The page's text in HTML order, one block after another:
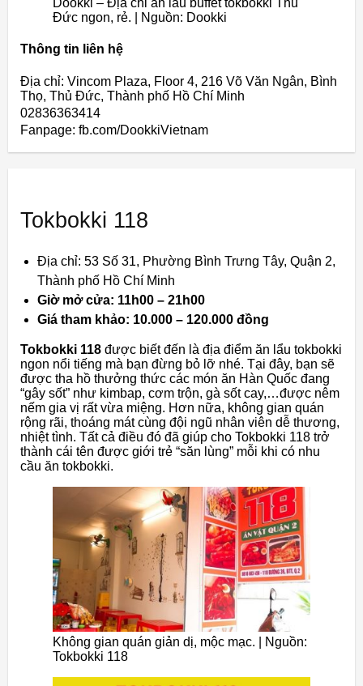
Dookki – Địa chỉ ăn lẩu buffet tokbokki Thủ
Đức ngon, rẻ. | Nguồn: Dookki
Thông tin liên hệ
Địa chỉ: Vincom Plaza, Floor 4, 216 Võ Văn Ngân, Bình
Thọ, Thủ Đức, Thành phố Hồ Chí Minh
02836363414
Fanpage: fb.com/DookkiVietnam
Tokbokki 118
Địa chỉ: 53 Số 31, Phường Bình Trưng Tây, Quận 2,
Thành phố Hồ Chí Minh
Giờ mở cửa: 11h00 – 21h00
Giá tham khảo: 10.000 – 120.000 đồng
Tokbokki 118 được biết đến là địa điểm ăn lẩu tokbokki
ngon nổi tiếng mà bạn đừng bỏ lỡ nhé. Tại đây, bạn sẽ
được tha hồ thưởng thức các món ăn Hàn Quốc đang
“gây sốt” như kimbap, cơm trộn, gà sốt cay,…được nêm
nếm gia vị rất vừa miệng. Hơn nữa, không gian quán
rộng rãi, thoáng mát cùng đội ngũ nhân viên dễ thương,
nhiệt tình. Tất cả điều đó đã giúp cho Tokbokki 118 trở
thành cái tên được giới trẻ “săn lùng” mỗi khi có nhu
cầu ăn tokbokki.
Không gian quán giản dị, mộc mạc. | Nguồn:
Tokbokki 118